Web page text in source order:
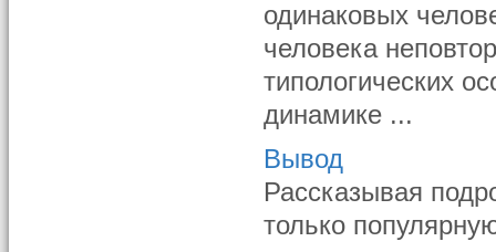
одинаковых
человека
типологических
динамике ...
Вывод
Рассказывая
только